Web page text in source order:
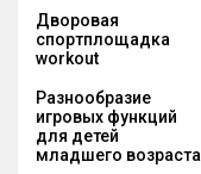
Дворовая
спортплощадка
workout
Разнообразие
игровых функций
для детей
младшего возраста